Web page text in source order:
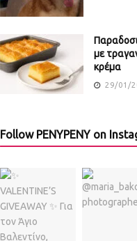
με
κρέμα
29/01/
Follow PENYPENY on